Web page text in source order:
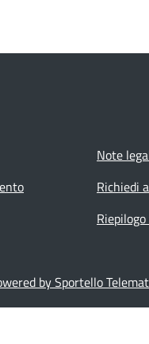
Note
Richiedi
by Sportello